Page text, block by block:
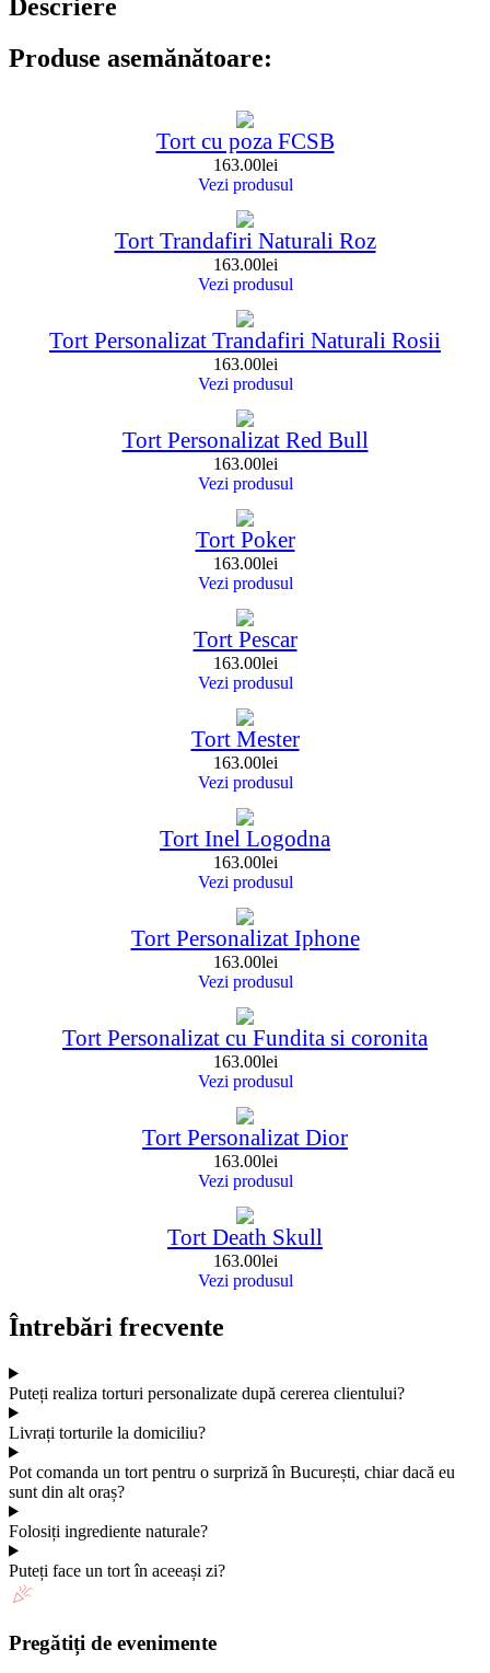
Descriere
Produse asemănătoare:
Tort cu poza FCSB
163.00lei
Vezi produsul
Tort Trandafiri Naturali Roz
163.00lei
Vezi produsul
Tort Personalizat Trandafiri Naturali Rosii
163.00lei
Vezi produsul
Tort Personalizat Red Bull
163.00lei
Vezi produsul
Tort Poker
163.00lei
Vezi produsul
Tort Pescar
163.00lei
Vezi produsul
Tort Mester
163.00lei
Vezi produsul
Tort Inel Logodna
163.00lei
Vezi produsul
Tort Personalizat Iphone
163.00lei
Vezi produsul
Tort Personalizat cu Fundita si coronita
163.00lei
Vezi produsul
Tort Personalizat Dior
163.00lei
Vezi produsul
Tort Death Skull
163.00lei
Vezi produsul
Întrebări frecvente
Puteți realiza torturi personalizate după cererea clientului?
Livrați torturile la domiciliu?
Pot comanda un tort pentru o surpriză în București, chiar dacă eu
sunt din alt oraș?
Folosiți ingrediente naturale?
Puteți face un tort în aceeași zi?
Pregătiți de evenimente